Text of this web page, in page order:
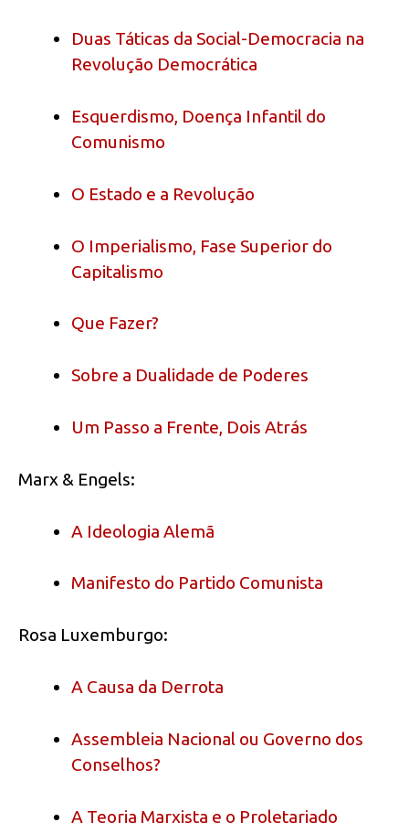
Duas Táticas da Social-Democracia na
Revolução Democrática
Esquerdismo, Doença Infantil do
Comunismo
O Estado e a Revolução
O Imperialismo, Fase Superior do
Capitalismo
Que Fazer?
Sobre a Dualidade de Poderes
Um Passo a Frente, Dois Atrás
Marx & Engels:
A Ideologia Alemã
Manifesto do Partido Comunista
Rosa Luxemburgo:
A Causa da Derrota
Assembleia Nacional ou Governo dos
Conselhos?
A Teoria Marxista e o Proletariado